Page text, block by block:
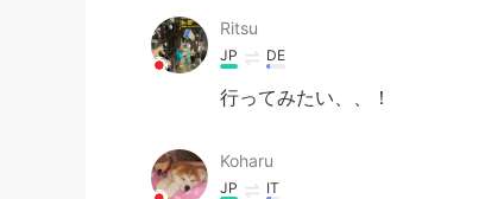
Ritsu
JP DE
行ってみたい、、！
Koharu
JP IT